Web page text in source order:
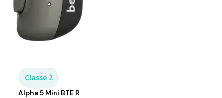
Classe 2
Alpha 5 Mini BTE R